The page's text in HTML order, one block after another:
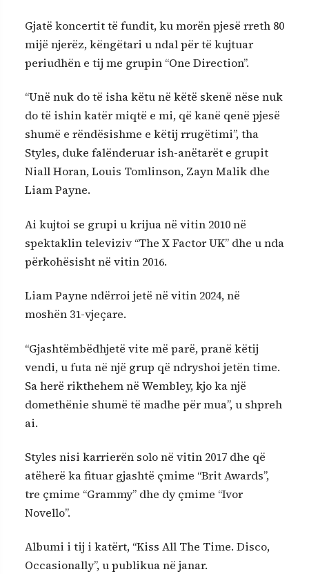
Gjatë koncertit të fundit, ku morën pjesë rreth 80
mijë njerëz, këngëtari u ndal për të kujtuar
periudhën e tij me grupin “One Direction”.
“Unë nuk do të isha këtu në këtë skenë nëse nuk
do të ishin katër miqtë e mi, që kanë qenë pjesë
shumë e rëndësishme e këtij rrugëtimi”, tha
Styles, duke falënderuar ish-anëtarët e grupit
Niall Horan, Louis Tomlinson, Zayn Malik dhe
Liam Payne.
Ai kujtoi se grupi u krijua në vitin 2010 në
spektaklin televiziv “The X Factor UK” dhe u nda
përkohësisht në vitin 2016.
Liam Payne ndërroi jetë në vitin 2024, në
moshën 31-vjeçare.
“Gjashtëmbëdhjetë vite më parë, pranë këtij
vendi, u futa në një grup që ndryshoi jetën time.
Sa herë rikthehem në Wembley, kjo ka një
domethënie shumë të madhe për mua”, u shpreh
ai.
Styles nisi karrierën solo në vitin 2017 dhe që
atëherë ka fituar gjashtë çmime “Brit Awards”,
tre çmime “Grammy” dhe dy çmime “Ivor
Novello”.
Albumi i tij i katërt, “Kiss All The Time. Disco,
Occasionally”, u publikua në janar.